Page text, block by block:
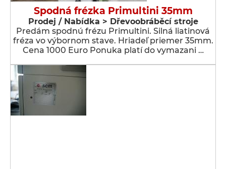
Spodná frézka Primultini 35mm
Prodej / Nabídka > Dřevoobráběcí stroje
Predám spodnú frézu Primultini. Silná liatinová
fréza vo výbornom stave. Hriadeľ priemer 35mm.
Cena 1000 Euro Ponuka platí do vymazani …